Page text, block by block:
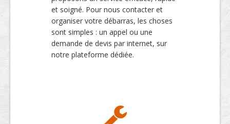
et soigné. Pour nous contacter et
organiser votre débarras, les choses
sont simples : un appel ou une
demande de devis par internet, sur
notre plateforme dédiée.